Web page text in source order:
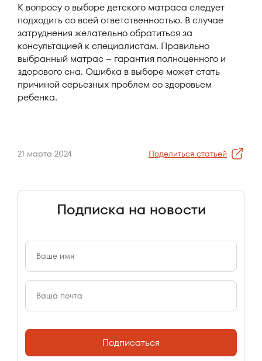
К вопросу о выборе детского матраса следует
подходить со всей ответственностью. В случае
затруднения желательно обратиться за
консультацией к специалистам. Правильно
выбранный матрас – гарантия полноценного и
здорового сна. Ошибка в выборе может стать
причиной серьезных проблем со здоровьем
ребенка.
21 марта 2024 Поделиться статьей
Подписка на новости
Подписаться